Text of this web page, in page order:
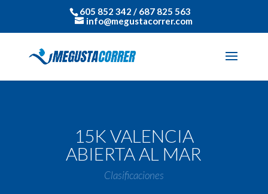
605 852 342 / 687 825 563
info@megustacorrer.com
15K VALENCIA
ABIERTA AL MAR
Clasificaciones